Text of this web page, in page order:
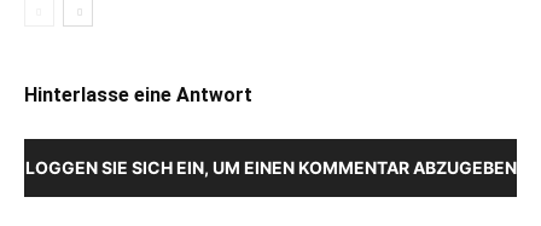
Hinterlasse eine Antwort
LOGGEN SIE SICH EIN, UM EINEN KOMMENTAR ABZUGEBEN